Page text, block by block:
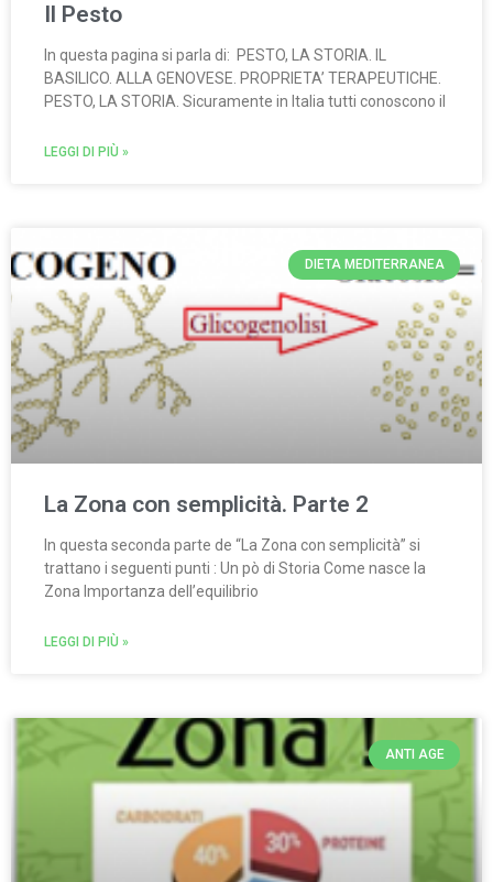
Il Pesto
In questa pagina si parla di: PESTO, LA STORIA. IL
BASILICO. ALLA GENOVESE. PROPRIETA’ TERAPEUTICHE.
PESTO, LA STORIA. Sicuramente in Italia tutti conoscono il
LEGGI DI PIÙ »
DIETA MEDITERRANEA
La Zona con semplicità. Parte 2
In questa seconda parte de “La Zona con semplicità” si
trattano i seguenti punti : Un pò di Storia Come nasce la
Zona Importanza dell’equilibrio
LEGGI DI PIÙ »
ANTI AGE